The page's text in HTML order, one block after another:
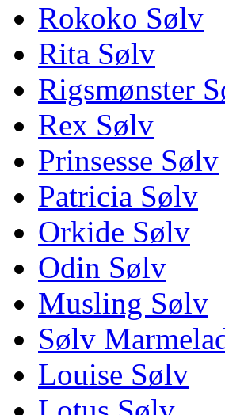
Rokoko Sølv
Rita Sølv
Rigsmønster
Rex Sølv
Prinsesse Sølv
Patricia Sølv
Orkide Sølv
Odin Sølv
Musling Sølv
Sølv
Louise Sølv